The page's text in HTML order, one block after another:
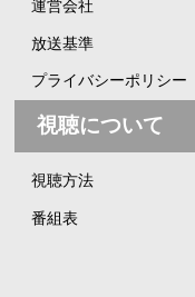
運営会社
放送基準
プライバシーポリシー
視聴について
視聴方法
番組表